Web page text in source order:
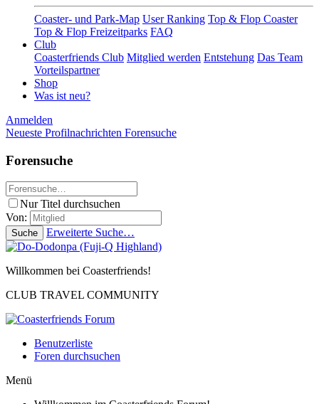
Coaster- und Park-Map User Ranking Top & Flop Coaster
Top & Flop Freizeitparks FAQ
Club
Coasterfriends Club Mitglied werden Entstehung Das Team
Vorteilspartner
Shop
Was ist neu?
Anmelden
Neueste Profilnachrichten Forensuche
Forensuche
Nur Titel durchsuchen
Von:
Suche Erweiterte Suche…
Willkommen bei Coasterfriends!
CLUB TRAVEL COMMUNITY
Benutzerliste
Foren durchsuchen
Menü